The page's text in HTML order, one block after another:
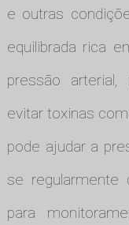
e outras
equilibrada rica
pressão
evitar toxinas
pode ajudar a
se regularmente
para